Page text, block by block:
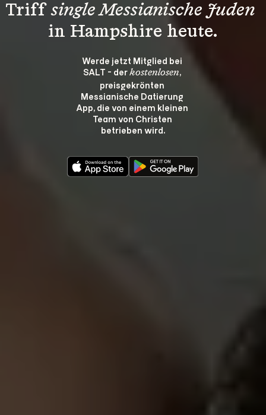
Triff single Messianische Juden
in Hampshire heute.
Werde jetzt Mitglied bei
SALT - der kostenlosen,
preisgekrönten
Messianische Datierung
App, die von einem kleinen
Team von Christen
betrieben wird.